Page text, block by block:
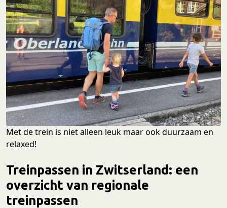
Met de trein is niet alleen leuk maar ook duurzaam en
relaxed!
Treinpassen in Zwitserland: een
overzicht van regionale
treinpassen